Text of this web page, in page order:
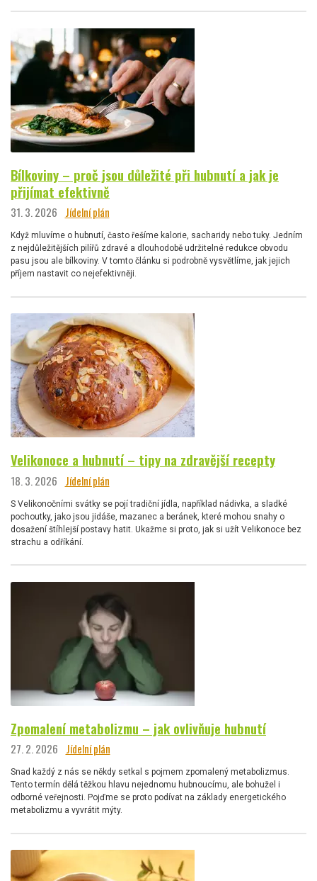
Bílkoviny – proč jsou důležité při hubnutí a jak je
přijímat efektivně
31. 3. 2026 Jídelní plán
Když mluvíme o hubnutí, často řešíme kalorie, sacharidy nebo tuky. Jedním
z nejdůležitějších pilířů zdravé a dlouhodobě udržitelné redukce obvodu
pasu jsou ale bílkoviny. V tomto článku si podrobně vysvětlíme, jak jejich
příjem nastavit co nejefektivněji.
Velikonoce a hubnutí – tipy na zdravější recepty
18. 3. 2026 Jídelní plán
S Velikonočními svátky se pojí tradiční jídla, například nádivka, a sladké
pochoutky, jako jsou jidáše, mazanec a beránek, které mohou snahy o
dosažení štíhlejší postavy hatit. Ukažme si proto, jak si užít Velikonoce bez
strachu a odříkání.
Zpomalení metabolizmu – jak ovlivňuje hubnutí
27. 2. 2026 Jídelní plán
Snad každý z nás se někdy setkal s pojmem zpomalený metabolizmus.
Tento termín dělá těžkou hlavu nejednomu hubnoucímu, ale bohužel i
odborné veřejnosti. Pojďme se proto podívat na základy energetického
metabolizmu a vyvrátit mýty.